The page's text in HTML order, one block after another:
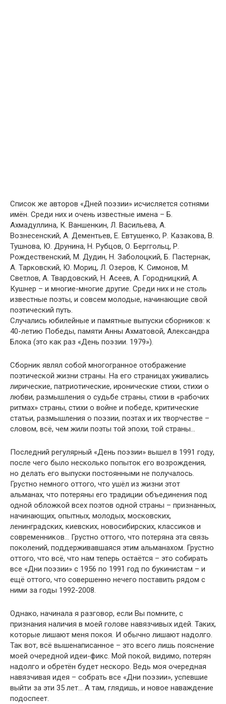
Список же авторов «Дней поэзии» исчисляется сотнями
имён. Среди них и очень известные имена – Б.
Ахмадуллина, К. Ваншенкин, Л. Васильева, А.
Вознесенский, А. Дементьев, Е. Евтушенко, Р. Казакова, В.
Тушнова, Ю. Друнина, Н. Рубцов, О. Берггольц, Р.
Рождественский, М. Дудин, Н. Заболоцкий, Б. Пастернак,
А. Тарковский, Ю. Мориц, Л. Озеров, К. Симонов, М.
Светлов, А. Твардовский, Н. Асеев, А. Городницкий, А.
Кушнер – и многие-многие другие. Среди них и не столь
известные поэты, и совсем молодые, начинающие свой
поэтический путь.
Случались юбилейные и памятные выпуски сборников: к
40-летию Победы, памяти Анны Ахматовой, Александра
Блока (это как раз «День поэзии. 1979»).
Сборник являл собой многогранное отображение
поэтической жизни страны. На его страницах уживались
лирические, патриотические, иронические стихи, стихи о
любви, размышления о судьбе страны, стихи в «рабочих
ритмах» страны, стихи о войне и победе, критические
статьи, размышления о поэзии, поэтах и их творчестве –
словом, всё, чем жили поэты той эпохи, той страны…
Последний регулярный «День поэзии» вышел в 1991 году,
после чего было несколько попыток его возрождения,
но делать его выпуски постоянными не получалось.
Грустно немного оттого, что ушёл из жизни этот
альманах, что потеряны его традиции объединения под
одной обложкой всех поэтов одной страны – признанных,
начинающих, опытных, молодых, московских,
ленинградских, киевских, новосибирских, классиков и
современников… Грустно оттого, что потеряна эта связь
поколений, поддерживавшаяся этим альманахом. Грустно
оттого, что всё, что нам теперь остаётся – это собирать
все «Дни поэзии» с 1956 по 1991 год по букинистам – и
ещё оттого, что совершенно нечего поставить рядом с
ними за годы 1992-2008.
Однако, начинала я разговор, если Вы помните, с
признания наличия в моей голове навязчивых идей. Таких,
которые лишают меня покоя. И обычно лишают надолго.
Так вот, всё вышенаписанное – это всего лишь пояснение
моей очередной идеи-фикс. Мой покой, видимо, потерян
надолго и обретён будет нескоро. Ведь моя очередная
навязчивая идея – собрать все «Дни поэзии», успевшие
выйти за эти 35 лет… А там, глядишь, и новое наваждение
подоспеет.